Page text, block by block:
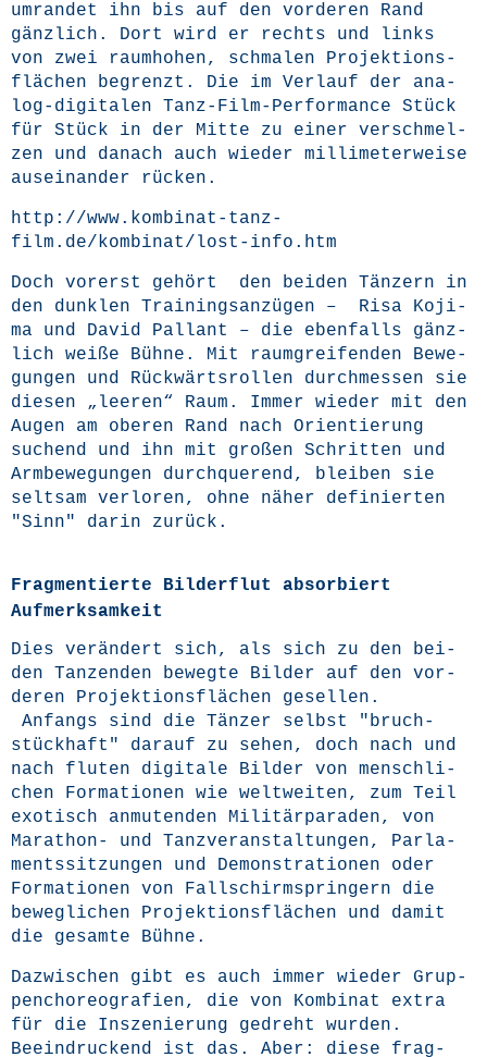
umran­det ihn bis auf den vor­de­ren Rand
gänz­lich. Dort wird er rechts und links
von zwei raum­ho­hen, schma­len Pro­jek­ti­ons­
flä­chen begrenzt. Die im Ver­lauf der ana­
log-digi­ta­len Tanz-Film-Per­for­mance Stück
für Stück in der Mit­te zu einer ver­schmel­
zen und danach auch wie­der mil­li­me­ter­wei­se
aus­ein­an­der rücken.
http://www.kombinat-tanz-
film.de/kombinat/lost-info.htm
Doch vor­erst gehört den bei­den Tän­zern in
den dunk­len Trai­nings­an­zü­gen – Risa Koji­
ma und David Pal­lant – die eben­falls gänz­
lich wei­ße Büh­ne. Mit raum­grei­fen­den Bewe­
gun­gen und Rück­wärts­rol­len durch­mes­sen sie
die­sen „lee­ren“ Raum. Immer wie­der mit den
Augen am obe­ren Rand nach Ori­en­tie­rung
suchend und ihn mit gro­ßen Schrit­ten und
Arm­be­we­gun­gen durch­que­rend, blei­ben sie
selt­sam ver­lo­ren, ohne näher defi­nier­ten
"Sinn" dar­in zurück.
Fragmentierte Bilderflut absorbiert
Aufmerksamkeit
Dies ver­än­dert sich, als sich zu den bei­
den Tan­zen­den beweg­te Bil­der auf den vor­
de­ren Pro­jek­ti­ons­flä­chen gesel­len.
Anfangs sind die Tän­zer selbst "bruch­
stück­haft" dar­auf zu sehen, doch nach und
nach flu­ten digi­ta­le Bil­der von mensch­li­
chen For­ma­tio­nen wie welt­wei­ten, zum Teil
exo­tisch anmu­ten­den Mili­tär­pa­ra­den, von
Mara­thon- und Tanz­ver­an­stal­tun­gen, Par­la­
ments­sit­zun­gen und Demons­tra­tio­nen oder
For­ma­tio­nen von Fall­schirm­sprin­gern die
beweg­li­chen Pro­jek­ti­ons­flä­chen und damit
die gesam­te Bühne.
Dazwi­schen gibt es auch immer wie­der Grup­
pen­cho­reo­gra­fien, die von Kom­bi­nat extra
für die Insze­nie­rung gedreht wur­den.
Beein­dru­ckend ist das. Aber: die­se frag­